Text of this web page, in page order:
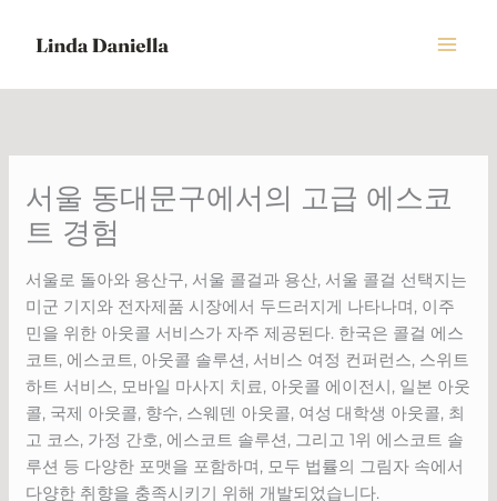
서울 동대문구에서의 고급 에스코
트 경험
서울로 돌아와 용산구, 서울 콜걸과 용산, 서울 콜걸 선택지는
미군 기지와 전자제품 시장에서 두드러지게 나타나며, 이주
민을 위한 아웃콜 서비스가 자주 제공된다. 한국은 콜걸 에스
코트, 에스코트, 아웃콜 솔루션, 서비스 여정 컨퍼런스, 스위트
하트 서비스, 모바일 마사지 치료, 아웃콜 에이전시, 일본 아웃
콜, 국제 아웃콜, 향수, 스웨덴 아웃콜, 여성 대학생 아웃콜, 최
고 코스, 가정 간호, 에스코트 솔루션, 그리고 1위 에스코트 솔
루션 등 다양한 포맷을 포함하며, 모두 법률의 그림자 속에서
다양한 취향을 충족시키기 위해 개발되었습니다.